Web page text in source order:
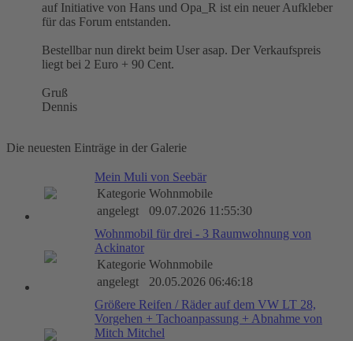
auf Initiative von Hans und Opa_R ist ein neuer Aufkleber
für das Forum entstanden.
Bestellbar nun direkt beim User asap. Der Verkaufspreis
liegt bei 2 Euro + 90 Cent.
Gruß
Dennis
Die neuesten Einträge in der Galerie
Mein Muli von Seebär
Kategorie Wohnmobile
angelegt
09.07.2026 11:55:30
Wohnmobil für drei - 3 Raumwohnung von
Ackinator
Kategorie Wohnmobile
angelegt
20.05.2026 06:46:18
Größere Reifen / Räder auf dem VW LT 28,
Vorgehen + Tachoanpassung + Abnahme von
Mitch Mitchel